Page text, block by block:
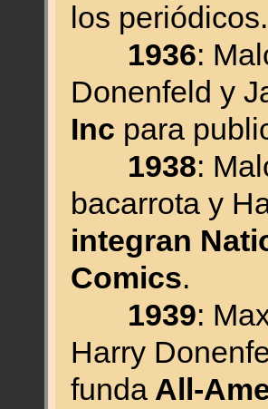
los periódicos.
1936:
Donenfeld y
Inc para
1938:
bacarrota y
integran
Comics.
1939:
Harry
fundaAll-